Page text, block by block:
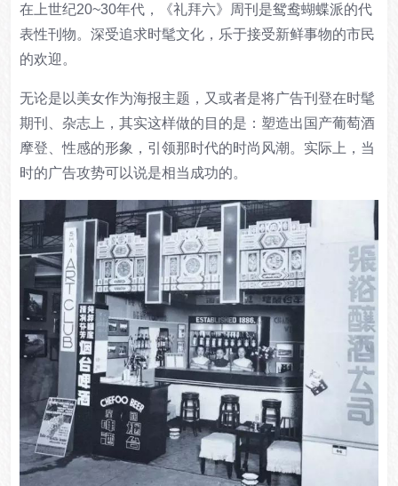
在上世纪20~30年代，《礼拜六》周刊是鸳鸯蝴蝶派的代
表性刊物。深受追求时髦文化，乐于接受新鲜事物的市民
的欢迎。
无论是以美女作为海报主题，又或者是将广告刊登在时髦
期刊、杂志上，其实这样做的目的是： 塑造出国产葡萄酒
摩登、性感的形象，引领那时代的时尚风潮。 实际上，当
时的广告攻势可以说是相当成功的。